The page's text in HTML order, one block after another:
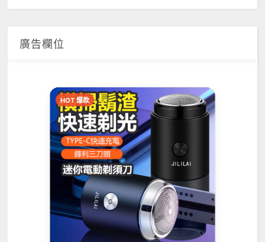
廣告欄位
HOT 爆款